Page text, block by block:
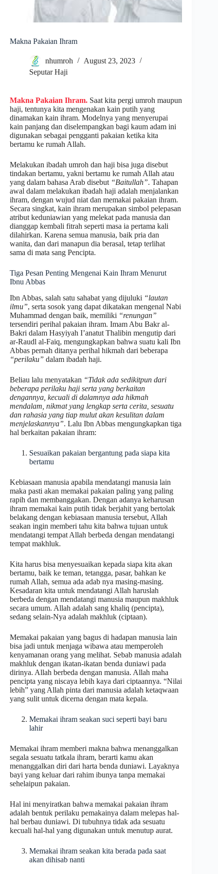
Makna Pakaian Ihram
nhumroh
August 23, 2023
Seputar Haji
Makna Pakaian Ihram. Saat kita pergi umroh maupun
haji, tentunya kita mengenakan kain putih yang
dinamakan kain ihram. Modelnya yang menyerupai
kain panjang dan diselempangkan bagi kaum adam ini
digunakan sebagai pengganti pakaian ketika kita
bertamu ke rumah Allah.
Melakukan ibadah umroh dan haji bisa juga disebut
tindakan bertamu, yakni bertamu ke rumah Allah atau
yang dalam bahasa Arab disebut “Baitullah”. Tahapan
awal dalam melakukan ibadah haji adalah menjalankan
ihram, dengan wujud niat dan memakai pakaian ihram.
Secara singkat, kain ihram merupakan simbol pelepasan
atribut keduniawian yang melekat pada manusia dan
dianggap kembali fitrah seperti masa ia pertama kali
dilahirkan. Karena semua manusia, baik pria dan
wanita, dan dari manapun dia berasal, tetap terlihat
sama di mata sang Pencipta.
Tiga Pesan Penting Mengenai Kain Ihram Menurut
Ibnu Abbas
Ibn Abbas, salah satu sahabat yang dijuluki “lautan
ilmu”, serta sosok yang dapat dikatakan mengenal Nabi
Muhammad dengan baik, memiliki “renungan”
tersendiri perihal pakaian ihram. Imam Abu Bakr al-
Bakri dalam Hasyiyah I’anatut Thalibin mengutip dari
ar-Raudl al-Faiq, mengungkapkan bahwa suatu kali Ibn
Abbas pernah ditanya perihal hikmah dari beberapa
“perilaku” dalam ibadah haji.
Beliau lalu menyatakan “Tidak ada sedikitpun dari
beberapa perilaku haji serta yang berkaitan
dengannya, kecuali di dalamnya ada hikmah
mendalam, nikmat yang lengkap serta cerita, sesuatu
dan rahasia yang tiap mulut akan kesulitan dalam
menjelaskannya”. Lalu Ibn Abbas mengungkapkan tiga
hal berkaitan pakaian ihram:
Sesuaikan pakaian bergantung pada siapa kita
bertamu
Kebiasaan manusia apabila mendatangi manusia lain
maka pasti akan memakai pakaian paling yang paling
rapih dan membanggakan. Dengan adanya keharusan
ihram memakai kain putih tidak berjahit yang bertolak
belakang dengan kebiasaan manusia tersebut, Allah
seakan ingin memberi tahu kita bahwa tujuan untuk
mendatangi tempat Allah berbeda dengan mendatangi
tempat makhluk.
Kita harus bisa menyesuaikan kepada siapa kita akan
bertamu, baik ke teman, tetangga, pasar, bahkan ke
rumah Allah, semua ada adab nya masing-masing.
Kesadaran kita untuk mendatangi Allah haruslah
berbeda dengan mendatangi manusia maupun makhluk
secara umum. Allah adalah sang khaliq (pencipta),
sedang selain-Nya adalah makhluk (ciptaan).
Memakai pakaian yang bagus di hadapan manusia lain
bisa jadi untuk menjaga wibawa atau memperoleh
kenyamanan orang yang melihat. Sebab manusia adalah
makhluk dengan ikatan-ikatan benda duniawi pada
dirinya. Allah berbeda dengan manusia. Allah maha
pencipta yang niscaya lebih kaya dari ciptaannya. “Nilai
lebih” yang Allah pinta dari manusia adalah ketaqwaan
yang sulit untuk dicerna dengan mata kepala.
Memakai ihram seakan suci seperti bayi baru
lahir
Memakai ihram memberi makna bahwa menanggalkan
segala sesuatu tatkala ihram, berarti kamu akan
menanggalkan diri dari harta benda duniawi. Layaknya
bayi yang keluar dari rahim ibunya tanpa memakai
sehelaipun pakaian.
Hal ini menyiratkan bahwa memakai pakaian ihram
adalah bentuk perilaku pemakainya dalam melepas hal-
hal berbau duniawi. Di tubuhnya tidak ada sesuatu
kecuali hal-hal yang digunakan untuk menutup aurat.
Memakai ihram seakan kita berada pada saat
akan dihisab nanti